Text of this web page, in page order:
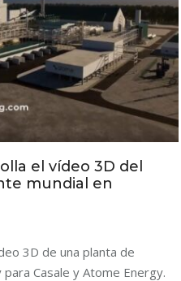
el vídeo 3D del
mundial en
3D de una planta de
Casale y Atome Energy.